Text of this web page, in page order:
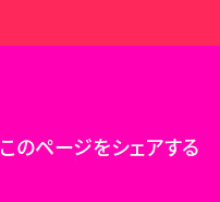
このページをシェアする